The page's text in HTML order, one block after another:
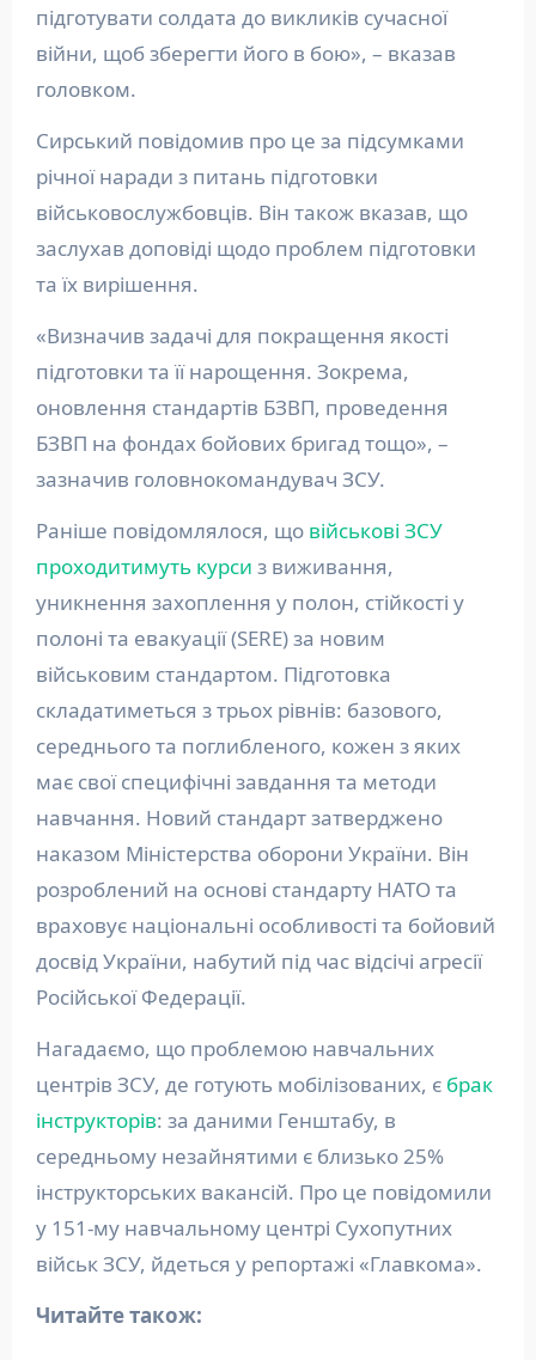
підготувати солдата до викликів сучасної
війни, щоб зберегти його в бою», – вказав
головком.
Сирський повідомив про це за підсумками
річної наради з питань підготовки
військовослужбовців. Він також вказав, що
заслухав доповіді щодо проблем підготовки
та їх вирішення.
«Визначив задачі для покращення якості
підготовки та її нарощення. Зокрема,
оновлення стандартів БЗВП, проведення
БЗВП на фондах бойових бригад тощо», –
зазначив головнокомандувач ЗСУ.
Раніше повідомлялося, що військові ЗСУ
проходитимуть курси з виживання,
уникнення захоплення у полон, стійкості у
полоні та евакуації (SERE) за новим
військовим стандартом. Підготовка
складатиметься з трьох рівнів: базового,
середнього та поглибленого, кожен з яких
має свої специфічні завдання та методи
навчання. Новий стандарт затверджено
наказом Міністерства оборони України. Він
розроблений на основі стандарту НАТО та
враховує національні особливості та бойовий
досвід України, набутий під час відсічі агресії
Російської Федерації.
Нагадаємо, що проблемою навчальних
центрів ЗСУ, де готують мобілізованих, єбрак
інструкторів: за даними Генштабу, в
середньому незайнятими є близько 25%
інструкторських вакансій. Про це повідомили
у 151-му навчальному центрі Сухопутних
військ ЗСУ, йдеться у репортажі «Главкома».
Читайте також: